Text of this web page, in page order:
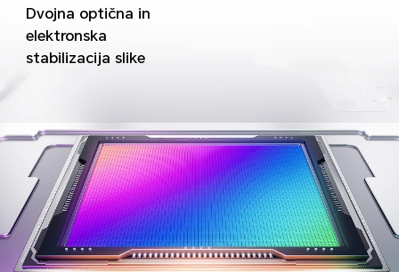
Dvojna optična in
elektronska
stabilizacija slike